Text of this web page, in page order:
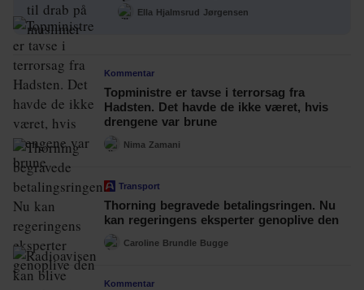
Ella Hjalmsrud Jørgensen
Kommentar
Topministre er tavse i terrorsag fra
Hadsten. Det havde de ikke været, hvis
drengene var brune
Nima Zamani
Transport
Thorning begravede betalingsringen. Nu
kan regeringens eksperter genoplive den
Caroline Brundle Bugge
Kommentar